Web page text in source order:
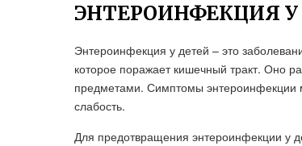
ЭНТЕРОИНФЕКЦИЯ У
Энтероинфекция у детей – это
которое поражает кишечный тракт. Оно
предметами. Симптомы энтероинфекции
слабость.
Для предотвращения энтероинфекции у